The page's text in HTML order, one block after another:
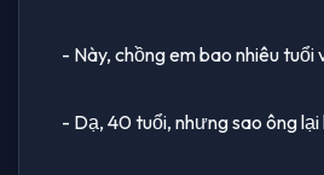
- Này, chồng em bao nhiêu tuổi
- Dạ, 40 tuổi, nhưng sao ông lại